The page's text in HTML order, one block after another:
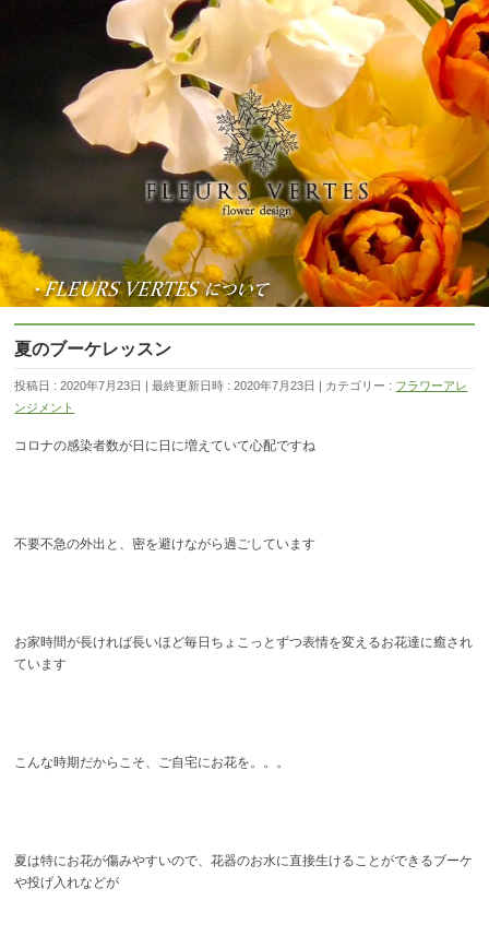
夏のブーケレッスン
投稿日 : 2020年7月23日 最終更新日時 : 2020年7月23日 カテゴリー : フラワーアレ
ンジメント
コロナの感染者数が日に日に増えていて心配ですね
不要不急の外出と、密を避けながら過ごしています
お家時間が長ければ長いほど毎日ちょこっとずつ表情を変えるお花達に癒され
ています
こんな時期だからこそ、ご自宅にお花を。。。
夏は特にお花が傷みやすいので、花器のお水に直接生けることができるブーケ
や投げ入れなどが